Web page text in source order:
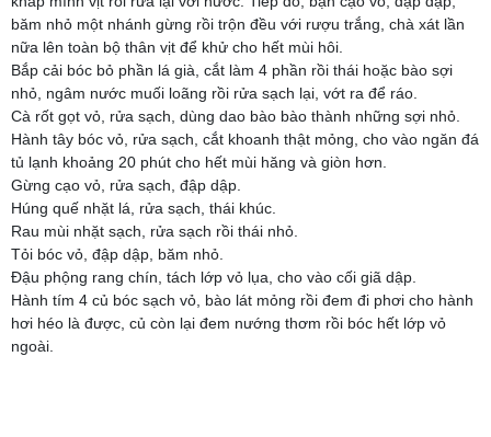
băm nhỏ một nhánh gừng rồi trộn đều với rượu trắng, chà xát lần
nữa lên toàn bộ thân vịt để khử cho hết mùi hôi.
Bắp cải bóc bỏ phần lá già, cắt làm 4 phần rồi thái hoặc bào sợi
nhỏ, ngâm nước muối loãng rồi rửa sạch lại, vớt ra để ráo.
Cà rốt gọt vỏ, rửa sạch, dùng dao bào bào thành những sợi nhỏ.
Hành tây bóc vỏ, rửa sạch, cắt khoanh thật mỏng, cho vào ngăn đá
tủ lạnh khoảng 20 phút cho hết mùi hăng và giòn hơn.
Gừng cạo vỏ, rửa sạch, đập dập.
Húng quế nhặt lá, rửa sạch, thái khúc.
Rau mùi nhặt sạch, rửa sạch rồi thái nhỏ.
Tỏi bóc vỏ, đập dập, băm nhỏ.
Đậu phộng rang chín, tách lớp vỏ lụa, cho vào cối giã dập.
Hành tím 4 củ bóc sạch vỏ, bào lát mỏng rồi đem đi phơi cho hành
hơi héo là được, củ còn lại đem nướng thơm rồi bóc hết lớp vỏ
ngoài.